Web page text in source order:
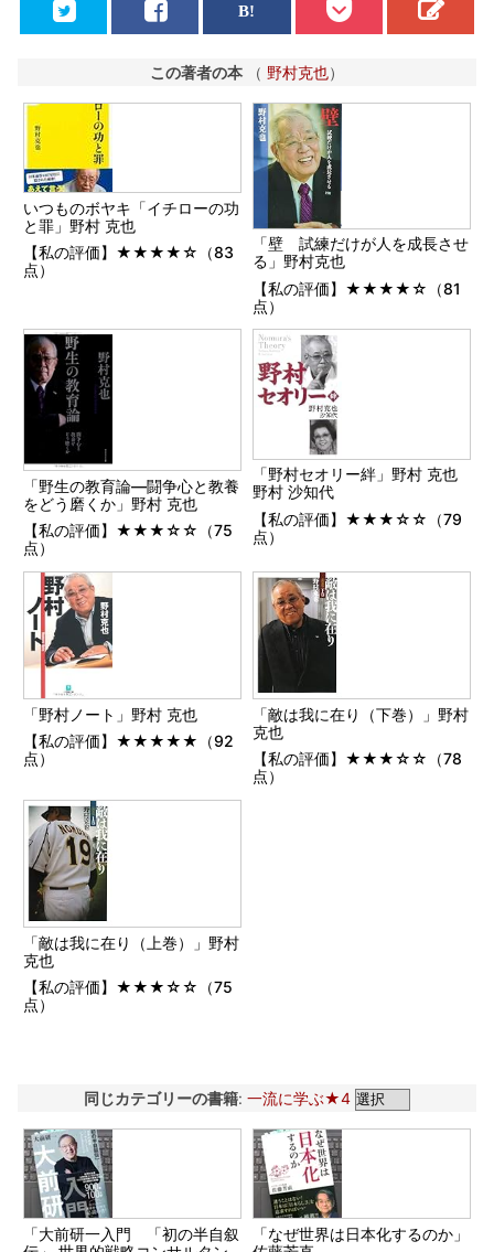
この著者の本 （ 野村克也）
いつものボヤキ「イチローの功
と罪」野村 克也
【私の評価】★★★★☆（83
点）
「壁 試練だけが人を成長させ
る」野村克也
【私の評価】★★★★☆（81
点）
「野生の教育論―闘争心と教養
をどう磨くか」野村 克也
【私の評価】★★★☆☆（75
点）
「野村セオリー絆」野村 克也
野村 沙知代
【私の評価】★★★☆☆（79
点）
「野村ノート」野村 克也
【私の評価】★★★★★（92
点）
「敵は我に在り（下巻）」野村
克也
【私の評価】★★★☆☆（78
点）
「敵は我に在り（上巻）」野村
克也
【私の評価】★★★☆☆（75
点）
同じカテゴリーの書籍: 一流に学ぶ★4
「大前研一入門 「初の半自叙
「なぜ世界は日本化するのか」